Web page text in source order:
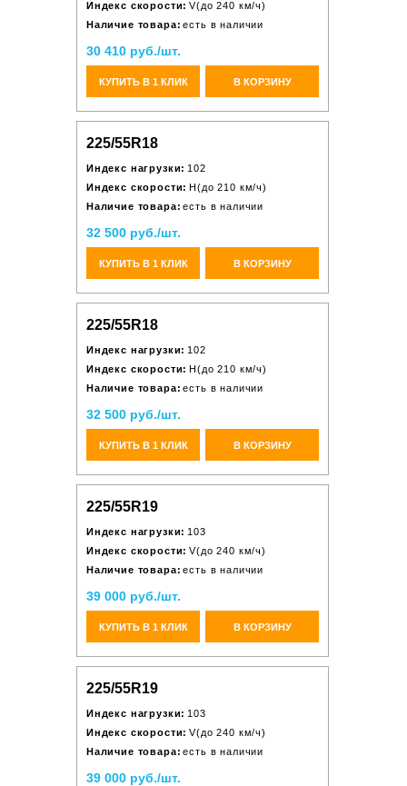
Индекс скорости: V(до 240 км/ч)
Наличие товара: есть в наличии
30 410 руб./шт.
КУПИТЬ В 1 КЛИК В КОРЗИНУ
225/55R18
Индекс нагрузки: 102
Индекс скорости: H(до 210 км/ч)
Наличие товара: есть в наличии
32 500 руб./шт.
КУПИТЬ В 1 КЛИК В КОРЗИНУ
225/55R18
Индекс нагрузки: 102
Индекс скорости: H(до 210 км/ч)
Наличие товара: есть в наличии
32 500 руб./шт.
КУПИТЬ В 1 КЛИК В КОРЗИНУ
225/55R19
Индекс нагрузки: 103
Индекс скорости: V(до 240 км/ч)
Наличие товара: есть в наличии
39 000 руб./шт.
КУПИТЬ В 1 КЛИК В КОРЗИНУ
225/55R19
Индекс нагрузки: 103
Индекс скорости: V(до 240 км/ч)
Наличие товара: есть в наличии
39 000 руб./шт.